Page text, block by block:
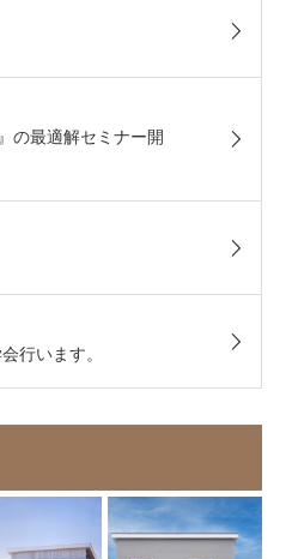
の最適解セミナー開
行います。